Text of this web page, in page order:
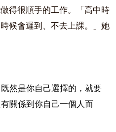
得很順手的工作。「高中時
候會遲到、不去上課。」她
既然是你自己選擇的，就要
關係到你自己一個人而